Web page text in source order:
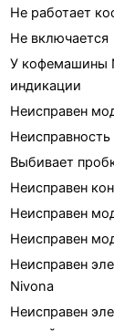
Не работает
Не включается
У кофемашины
индикации
Неисправен
Выбивает
Неисправен
Неисправен
Неисправен
Неисправен
Nivona
Неисправен